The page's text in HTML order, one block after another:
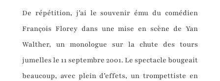
De répétition, j’ai le souvenir ému du comédien
François Florey dans une mise en scène de Yan
Walther, un monologue sur la chute des tours
jumelles le 11 septembre 2001. Le spectacle bougeait
beaucoup, avec plein d’effets, un trompettiste en